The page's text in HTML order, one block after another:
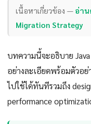
เนื้อหาเกี่ยวข้อง —อ่าน
Migration Strategy
บทความนี้จะอธิบาย
อย่างละเอียดพร้อมตัวอ
ไปใช้ได้ทันทีรวมถึง
performance